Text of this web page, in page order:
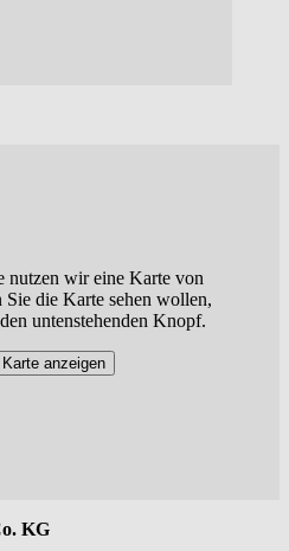
nutzen wir eine Karte von
Sie die Karte sehen wollen,
untenstehenden Knopf.
anzeigen
KG